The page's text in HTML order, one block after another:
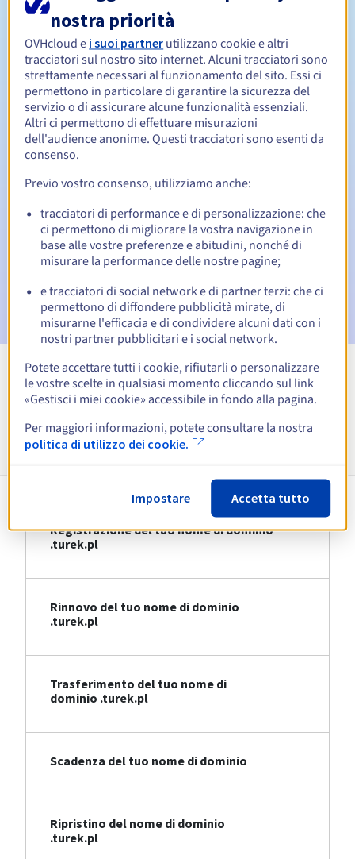
Periodo di rinnovo
Redemption period
Notifiche automatiche:
Email di notifica:60, 30, 15, 7 e 3 giorni prima della
Email il giorno della scadenzaper notificare la
sospensione del nome di dominio
Email dopo il Redemption Grace Period
per notificare la
cancellazione del nome di dominio
Visualizza tutte le estensioni
Informazioni su .turek.pl
Registrazione del tuo nome di dominio
.turek.pl
Rinnovo del tuo nome di dominio
.turek.pl
Trasferimento del tuo nome di
dominio .turek.pl
Scadenza del tuo nome di dominio
Ripristino del nome di dominio
.turek.pl
nostra priorità
OVHcloud e i suoi partner utilizzano cookie e altri
tracciatori sul nostro sito internet. Alcuni tracciatori sono
strettamente necessari al funzionamento del sito. Essi ci
permettono in particolare di garantire la sicurezza del
servizio o di assicurare alcune funzionalità essenziali.
Altri ci permettono di effettuare misurazioni
dell'audience anonime. Questi tracciatori sono esenti da
consenso.
Previo vostro consenso, utilizziamo anche:
tracciatori di performance e di personalizzazione: che
ci permettono di migliorare la vostra navigazione in
base alle vostre preferenze e abitudini, nonché di
misurare la performance delle nostre pagine;
e tracciatori di social network e di partner terzi: che ci
permettono di diffondere pubblicità mirate, di
misurarne l'efficacia e di condividere alcuni dati con i
nostri partner pubblicitari e i social network.
Potete accettare tutti i cookie, rifiutarli o personalizzare
le vostre scelte in qualsiasi momento cliccando sul link
«Gestisci i miei cookie» accessibile in fondo alla pagina.
Per maggiori informazioni, potete consultare la nostra
politica di utilizzo dei cookie.
Impostare Accetta tutto